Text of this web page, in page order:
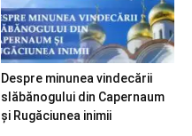
Despre minunea vindecării
slăbănogului din Capernaum
și Rugăciunea inimii